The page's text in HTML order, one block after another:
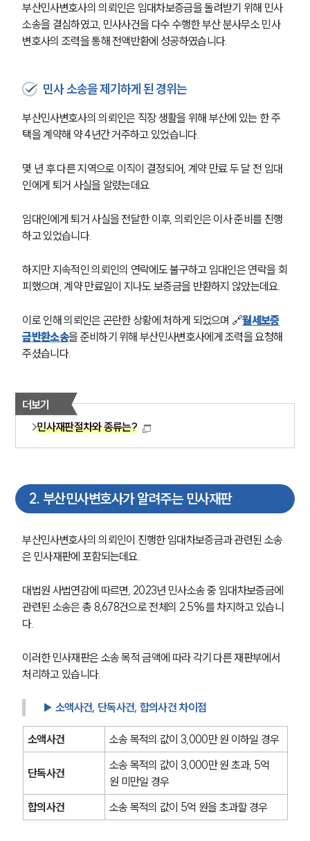
부산민사변호사의 의뢰인은 임대차보증금을 돌려받기 위해 민사
소송을 결심하였고, 민사사건을 다수 수행한 부산 분사무소 민사
변호사의 조력을 통해 전액반환에 성공하였습니다.
민사 소송을 제기하게 된 경위는
부산민사변호사의 의뢰인은 직장 생활을 위해 부산에 있는 한 주
택을 계약해 약 4년간 거주하고 있었습니다.
몇 년 후 다른 지역으로 이직이 결정되어, 계약 만료 두 달 전 임대
인에게 퇴거 사실을 알렸는데요.
임대인에게 퇴거 사실을 전달한 이후, 의뢰인은 이사 준비를 진행
하고 있었습니다.
하지만 지속적인 의뢰인의 연락에도 불구하고 임대인은 연락을 회
피했으며, 계약 만료일이 지나도 보증금을 반환하지 않았는데요.
이로 인해 의뢰인은 곤란한 상황에 처하게 되었으며 🔗월세보증
금반환소송을 준비하기 위해 부산민사변호사에게 조력을 요청해
주셨습니다.
더보기
민사재판절차와 종류는?
2. 부산민사변호사가 알려주는 민사재판
부산민사변호사의 의뢰인이 진행한 임대차보증금과 관련된 소송
은 민사재판에 포함되는데요.
대법원 사법연감에 따르면, 2023년 민사소송 중 임대차보증금에
관련된 소송은 총 8,678건으로 전체의 2.5%를 차지하고 있습니
다.
이러한 민사재판은 소송 목적 금액에 따라 각기 다른 재판부에서
처리하고 있습니다.
▶ 소액사건, 단독사건, 합의사건 차이점
소액사건 소송 목적의 값이 3,000만 원 이하일 경우
단독사건
소송 목적의 값이 3,000만 원 초과, 5억
원 미만일 경우
합의사건
소송 목적의 값이 5억 원을 초과할 경우